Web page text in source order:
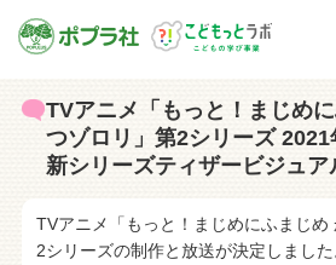
TVアニメ「もっと！まじめ
つゾロリ」第2シリーズ 2021
新シリーズティザービジュア
TVアニメ「もっと！まじめにふまじめ
2シリーズの制作と放送が決定しました